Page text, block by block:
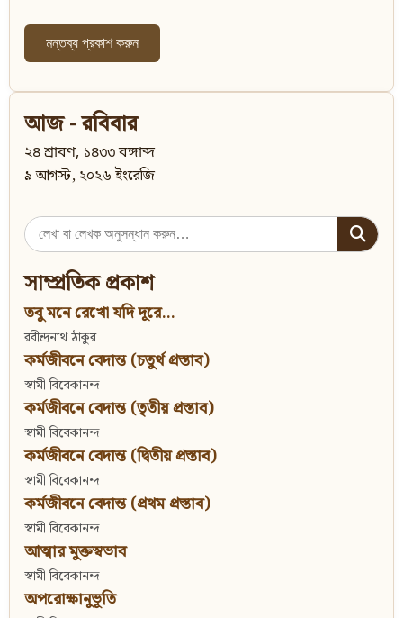
আজ - রবিবার
২৪ শ্রাবণ, ১৪৩৩ বঙ্গাব্দ
৯ আগস্ট, ২০২৬ ইংরেজি
Search
for:
সাম্প্রতিক প্রকাশ
তবু মনে রেখো যদি দূরে...
রবীন্দ্রনাথ ঠাকুর
কর্মজীবনে বেদান্ত (চতুর্থ প্রস্তাব)
স্বামী বিবেকানন্দ
কর্মজীবনে বেদান্ত (তৃতীয় প্রস্তাব)
স্বামী বিবেকানন্দ
কর্মজীবনে বেদান্ত (দ্বিতীয় প্রস্তাব)
স্বামী বিবেকানন্দ
কর্মজীবনে বেদান্ত (প্রথম প্রস্তাব)
স্বামী বিবেকানন্দ
আত্মার মুক্তস্বভাব
স্বামী বিবেকানন্দ
অপরোক্ষানুভূতি